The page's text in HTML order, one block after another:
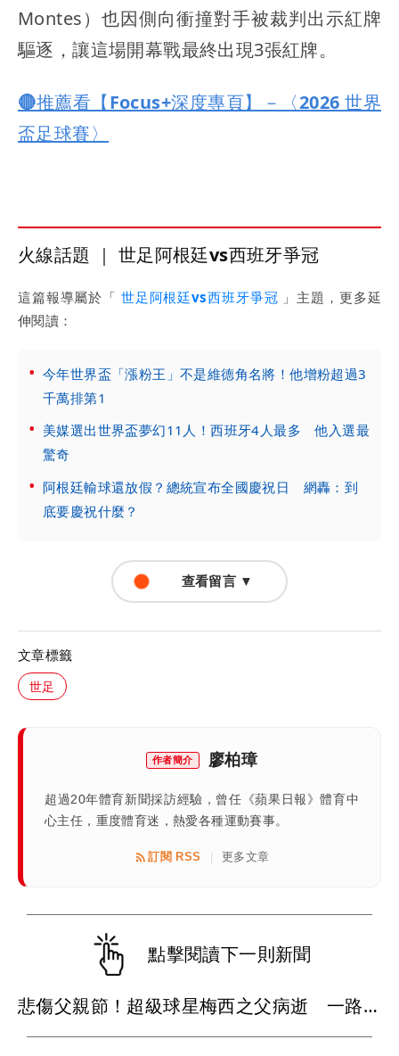
Montes）也因側向衝撞對手被裁判出示紅牌
驅逐，讓這場開幕戰最終出現3張紅牌。
🔴推薦看【Focus+深度專頁】－〈2026 世界
盃足球賽〉
火線話題 ｜ 世足阿根廷vs西班牙爭冠
這篇報導屬於「 世足阿根廷vs西班牙爭冠 」主題，更多延
伸閱讀：
今年世界盃「漲粉王」不是維德角名將！他增粉超過3
千萬排第1
美媒選出世界盃夢幻11人！西班牙4人最多 他入選最
驚奇
阿根廷輸球還放假？總統宣布全國慶祝日 網轟：到
底要慶祝什麼？
查看留言 ▼
文章標籤
世足
作者簡介 廖柏璋
超過20年體育新聞採訪經驗，曾任《蘋果日報》體育中
心主任，重度體育迷，熱愛各種運動賽事。
訂閱 RSS 更多文章
點擊閱讀下一則新聞
悲傷父親節！超級球星梅西之父病逝 一路陪伴兒子闖蕩足壇